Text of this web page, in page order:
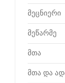
მეცნიერი
მეწარმე
მთა
მთა და